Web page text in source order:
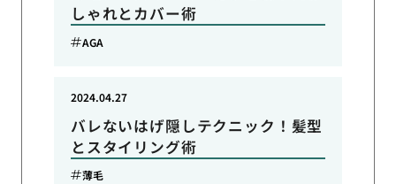
しゃれとカバー術
AGA
バレないはげ隠しテクニック！髪型
とスタイリング術
2024.04.27
薄毛